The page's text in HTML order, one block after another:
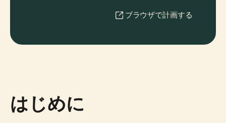
ブラウザで計画する
はじめに